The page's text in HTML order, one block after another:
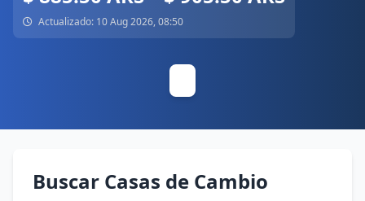
Actualizado: 10 Aug 2026, 08:50
Buscar Casas de Cambio